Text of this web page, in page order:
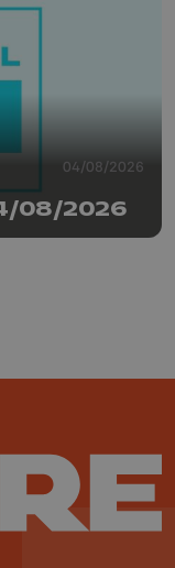
04/08/2026
08/2026